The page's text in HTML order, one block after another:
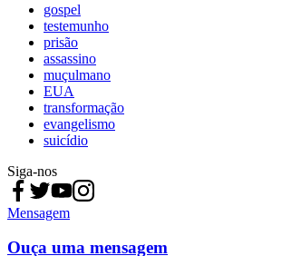
gospel
testemunho
prisão
assassino
muçulmano
EUA
transformação
evangelismo
suicídio
Siga-nos
Mensagem
Ouça uma mensagem